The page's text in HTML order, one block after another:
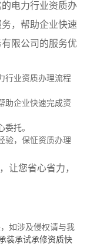
电力行业资质办
，帮助企业快速
限公司的服务优
行业资质办理流程
助企业快速完成资
托。
验，保怔资质办理
让您省心省力，
如涉及侵权请与我
装承试承修资质快